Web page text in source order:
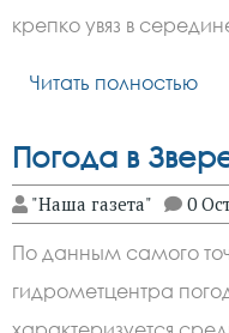
крепко увяз в
Читать полностью
Погода в
"Наша газета" 0
По данным самого
гидрометцентра